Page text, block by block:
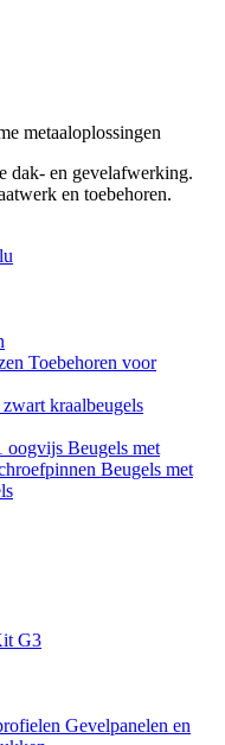
metaaloplossingen
dak- en gevelafwerking.
en toebehoren.
Toebehoren voor
kraalbeugels
oogvijs Beugels met
Beugels met
G3
Gevelpanelen en